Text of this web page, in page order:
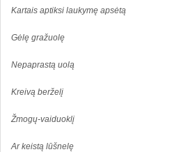
Kartais aptiksi laukymę apsėtą
Gėlę gražuolę
Nepaprastą uolą
Kreivą berželį
Žmogų-vaiduoklį
Ar keistą lūšnelę